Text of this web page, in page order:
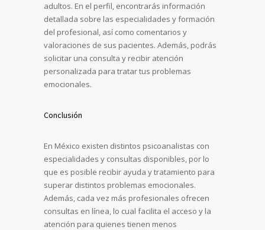
adultos. En el perfil, encontrarás información
detallada sobre las especialidades y formación
del profesional, así como comentarios y
valoraciones de sus pacientes. Además, podrás
solicitar una consulta y recibir atención
personalizada para tratar tus problemas
emocionales.
Conclusión
En México existen distintos psicoanalistas con
especialidades y consultas disponibles, por lo
que es posible recibir ayuda y tratamiento para
superar distintos problemas emocionales.
Además, cada vez más profesionales ofrecen
consultas en línea, lo cual facilita el acceso y la
atención para quienes tienen menos